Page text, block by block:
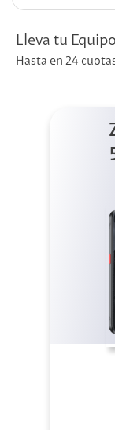
Lleva tu
Hasta en 24